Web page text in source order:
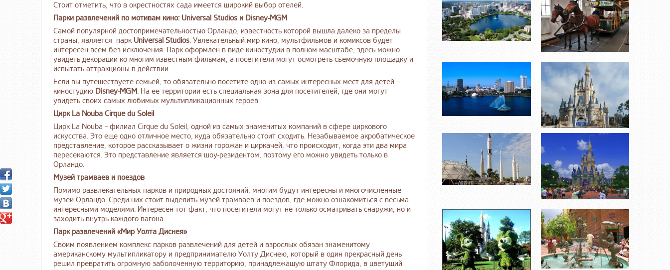
Стоит отметить, что в окрестностях сада имеется широкий выбор отелей.
Парки развлечений по мотивам кино: Universal Studios и Disney-MGM
Самой популярной достопримечательностью Орландо, известность которой вышла далеко за пределы
страны, является парк Universal Studios. Увлекательный мир кино, мультфильмов и комиксов будет
интересен всем без исключения. Парк оформлен в виде киностудии в полном масштабе, здесь можно
увидеть декорации ко многим известным фильмам, а посетители могут осмотреть съемочную площадку и
испытать аттракционы в действии.
Если вы путешествуете семьей, то обязательно посетите одно из самых интересных мест для детей —
киностудию Disney-MGM. На ее территории есть специальная зона для посетителей, где они могут
увидеть своих самых любимых мультипликационных героев.
Цирк La Nouba Cirque du Soleil
Цирк La Nouba – филиал Cirque du Soleil, одной из самых знаменитых компаний в сфере циркового
искусства. Это еще одно отличное место, куда обязательно стоит сходить. Незабываемое акробатическое
представление, которое рассказывает о жизни горожан и циркачей, что происходит, когда эти два мира
пересекаются. Это представление является шоу-резидентом, поэтому его можно увидеть только в
Орландо.
Музей трамваев и поездов
Помимо развлекательных парков и природных достояний, многим будут интересны и многочисленные
музеи Орландо. Среди них стоит выделить музей трамваев и поездов, где можно ознакомиться с весьма
интересными моделями. Интересен тот факт, что посетители могут не только осматривать снаружи, но и
заходить внутрь каждого вагона.
Парк развлечений «Мир Уолта Диснея»
Своим появлением комплекс парков развлечений для детей и взрослых обязан знаменитому
американскому мультипликатору и предпринимателю Уолту Диснею, который в один прекрасный день
решил превратить огромную заболоченную территорию, принадлежащую штату Флорида, в цветущий